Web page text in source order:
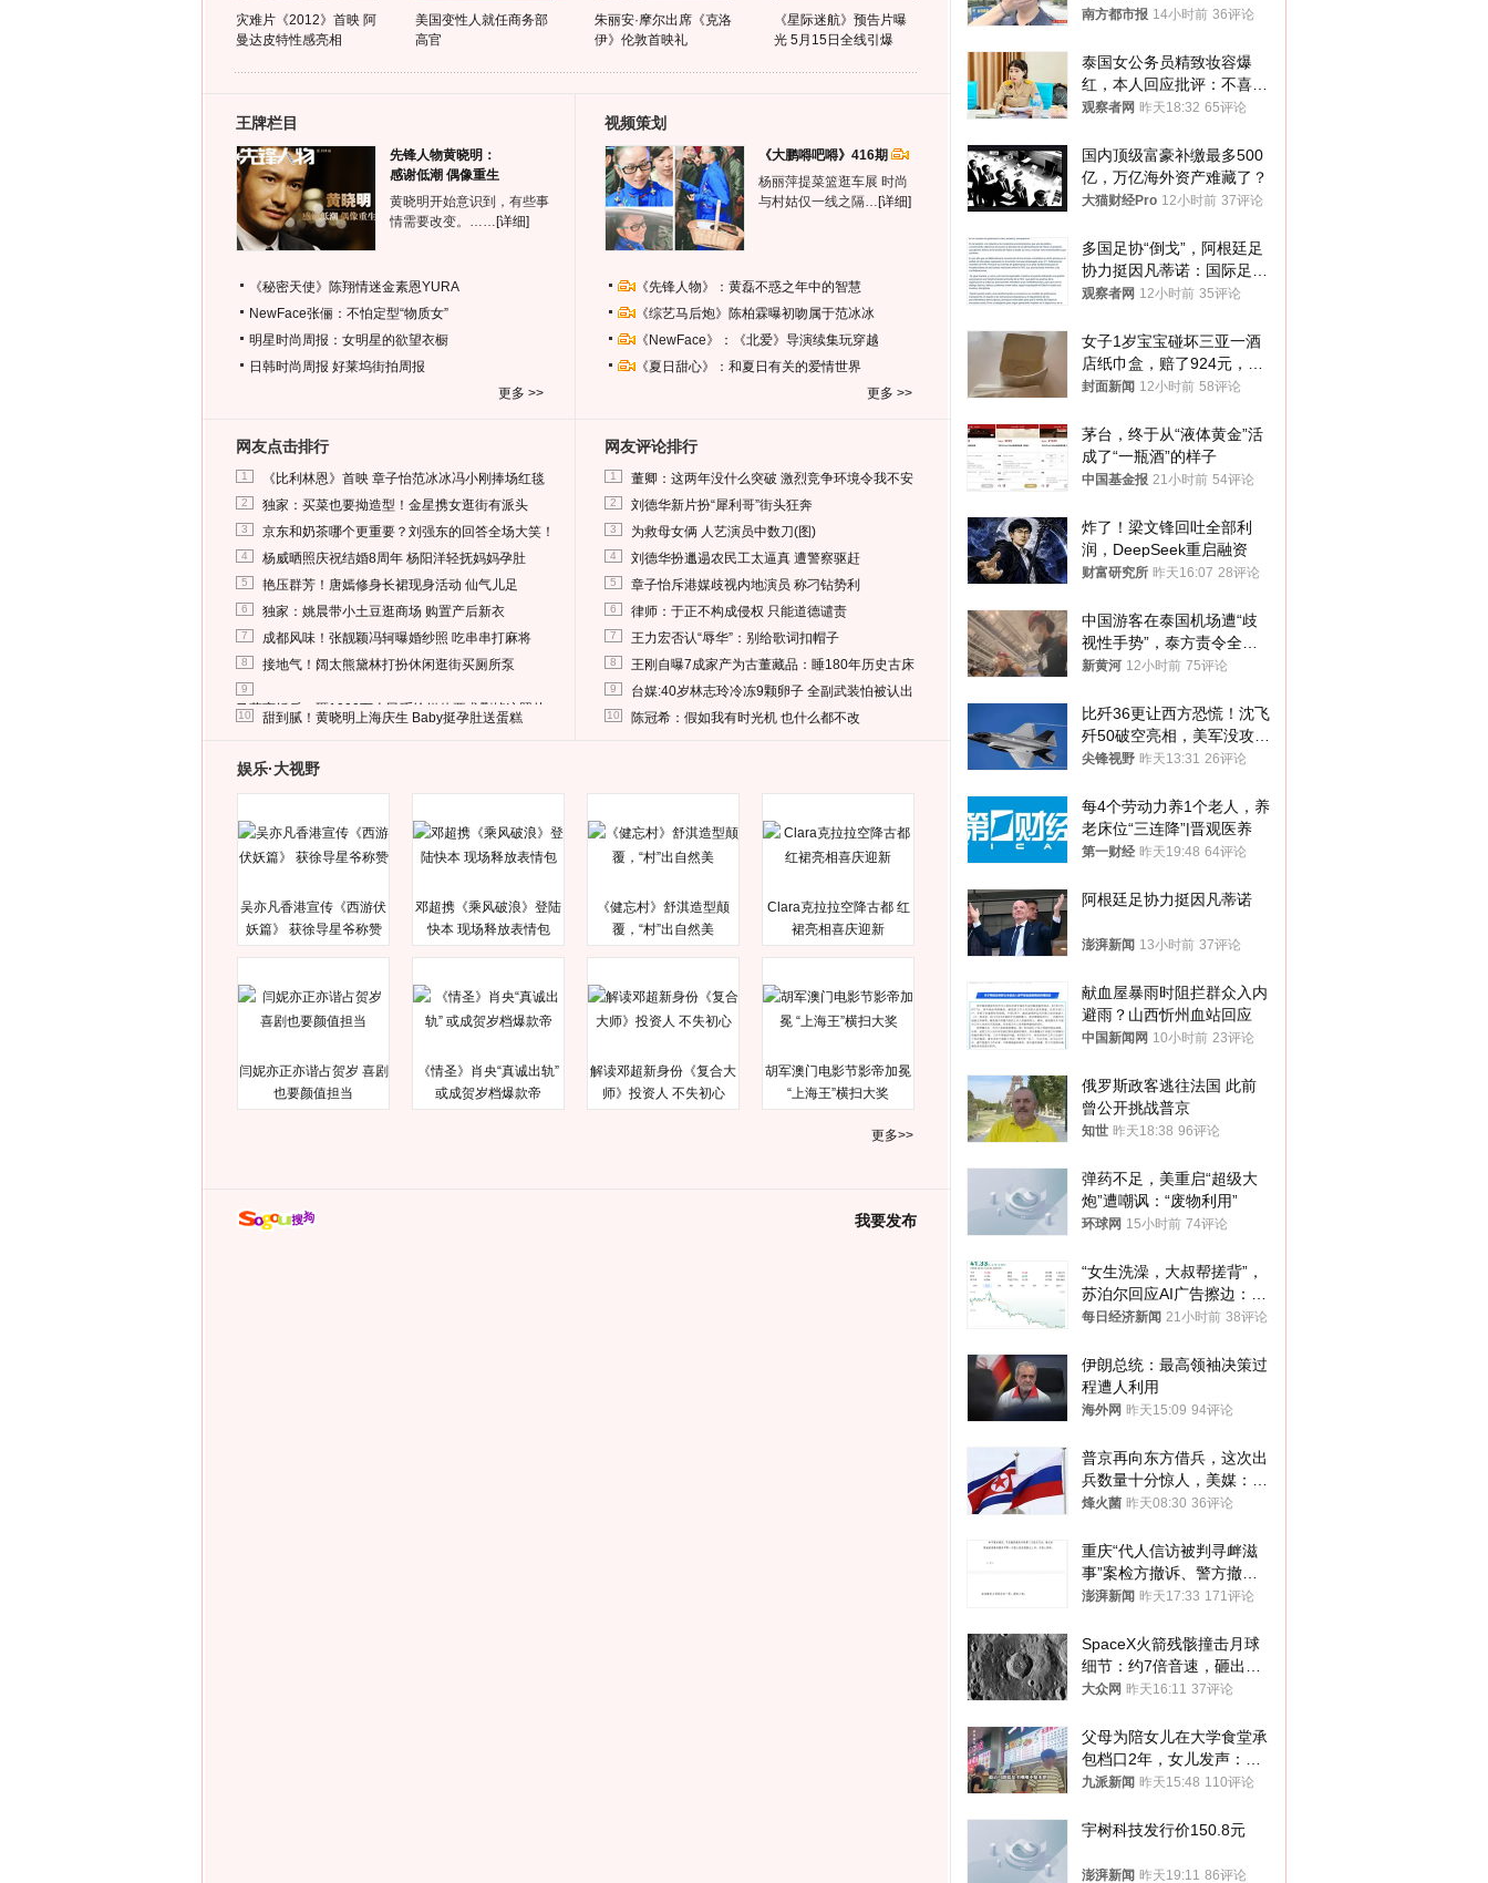
灾难片《2012》首映 阿
曼达皮特性感亮相
美国变性人就任商务部
高官
朱丽安·摩尔出席《克洛
伊》伦敦首映礼
《星际迷航》预告片曝
光 5月15日全线引爆
王牌栏目
先锋人物黄晓明：
感谢低潮 偶像重生
黄晓明开始意识到，有些事
情需要改变。…… [详细]
《秘密天使》陈翔情迷金素恩YURA
NewFace张俪：不怕定型“物质女”
明星时尚周报：女明星的欲望衣橱
日韩时尚周报 好莱坞街拍周报
更多 >>
视频策划
《大鹏嘚吧嘚》416期
杨丽萍提菜篮逛车展 时尚
与村姑仅一线之隔… [详细]
《先锋人物》：黄磊不惑之年中的智慧
《综艺马后炮》陈柏霖曝初吻属于范冰冰
《NewFace》：《北爱》导演续集玩穿越
《夏日甜心》：和夏日有关的爱情世界
更多 >>
网友点击排行
1 《比利林恩》首映 章子怡范冰冰冯小刚捧场红毯
2 独家：买菜也要拗造型！金星携女逛街有派头
3 京东和奶茶哪个更重要？刘强东的回答全场大笑！
4 杨威晒照庆祝结婚8周年 杨阳洋轻抚妈妈孕肚
5 艳压群芳！唐嫣修身长裙现身活动 仙气儿足
6 独家：姚晨带小土豆逛商场 购置产后新衣
7 成都风味！张靓颖冯轲曝婚纱照 吃串串打麻将
8 接地气！阔太熊黛林打扮休闲逛街买厕所泵
9
马蓉离婚后，砸1000万人民币给媒体要求删掉这照片
10 甜到腻！黄晓明上海庆生 Baby挺孕肚送蛋糕
网友评论排行
1 董卿：这两年没什么突破 激烈竞争环境令我不安
2 刘德华新片扮“犀利哥”街头狂奔
3 为救母女俩 人艺演员中数刀(图)
4 刘德华扮邋遢农民工太逼真 遭警察驱赶
5 章子怡斥港媒歧视内地演员 称刁钻势利
6 律师：于正不构成侵权 只能道德谴责
7 王力宏否认“辱华”：别给歌词扣帽子
8 王刚自曝7成家产为古董藏品：睡180年历史古床
9 台媒:40岁林志玲冷冻9颗卵子 全副武装怕被认出
10 陈冠希：假如我有时光机 也什么都不改
娱乐·大视野
吴亦凡香港宣传《西游伏
妖篇》 获徐导星爷称赞
邓超携《乘风破浪》登陆
快本 现场释放表情包
《健忘村》舒淇造型颠
覆，“村”出自然美
Clara克拉拉空降古都 红
裙亮相喜庆迎新
闫妮亦正亦谐占贺岁 喜剧
也要颜值担当
《情圣》肖央“真诚出轨”
或成贺岁档爆款帝
解读邓超新身份《复合大
师》投资人 不失初心
胡军澳门电影节影帝加冕
“上海王”横扫大奖
更多>>
我要发布
南方都市报 14小时前 36评论
泰国女公务员精致妆容爆
红，本人回应批评：不喜欢
就别看
观察者网 昨天18:32 65评论
国内顶级富豪补缴最多500
亿，万亿海外资产难藏了？
大猫财经Pro 12小时前 37评论
多国足协“倒戈”，阿根廷足
协力挺因凡蒂诺：国际足联
今后应继续在其领导下前行
观察者网 12小时前 35评论
女子1岁宝宝碰坏三亚一酒
店纸巾盒，赔了924元，发
帖吐槽后酒店退还一半的
封面新闻 12小时前 58评论
茅台，终于从“液体黄金”活
成了“一瓶酒”的样子
中国基金报 21小时前 54评论
炸了！梁文锋回吐全部利
润，DeepSeek重启融资
财富研究所 昨天16:07 28评论
中国游客在泰国机场遭“歧
视性手势”，泰方责令全面
调查，对责任人采取最严厉
新黄河 12小时前 75评论
比歼36更让西方恐慌！沈飞
歼50破空亮相，美军没攻克
的技术被拿下
尖锋视野 昨天13:31 26评论
每4个劳动力养1个老人，养
老床位“三连降”|晋观医养
第一财经 昨天19:48 64评论
阿根廷足协力挺因凡蒂诺
澎湃新闻 13小时前 37评论
献血屋暴雨时阻拦群众入内
避雨？山西忻州血站回应
中国新闻网 10小时前 23评论
俄罗斯政客逃往法国 此前
曾公开挑战普京
知世 昨天18:38 96评论
弹药不足，美重启“超级大
炮”遭嘲讽：“废物利用”
环球网 15小时前 74评论
“女生洗澡，大叔帮搓背”，
苏泊尔回应AI广告擦边：视
频全下架，已强化内容管理
每日经济新闻 21小时前 38评论
伊朗总统：最高领袖决策过
程遭人利用
海外网 昨天15:09 94评论
普京再向东方借兵，这次出
兵数量十分惊人，美媒：俄
朝要动真格？
烽火菌 昨天08:30 36评论
重庆“代人信访被判寻衅滋
事”案检方撤诉、警方撤
案，两被告人获国赔
澎湃新闻 昨天17:33 171评论
SpaceX火箭残骸撞击月球
细节：约7倍音速，砸出直
径约30米撞击坑
大众网 昨天16:11 37评论
父母为陪女儿在大学食堂承
包档口2年，女儿发声：初
衷是为了陪伴，毕业后将不
九派新闻 昨天15:48 110评论
宇树科技发行价150.8元
澎湃新闻 昨天19:11 86评论